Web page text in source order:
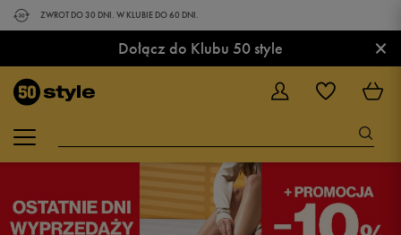
ZWROT DO 30 DNI. W KLUBIE DO 60 DNI.
Dołącz do Klubu 50 style ×